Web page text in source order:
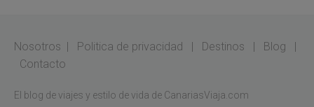
Nosotros Politica de privacidad Destinos Blog
Contacto
El blog de viajes y estilo de vida de CanariasViaja.com